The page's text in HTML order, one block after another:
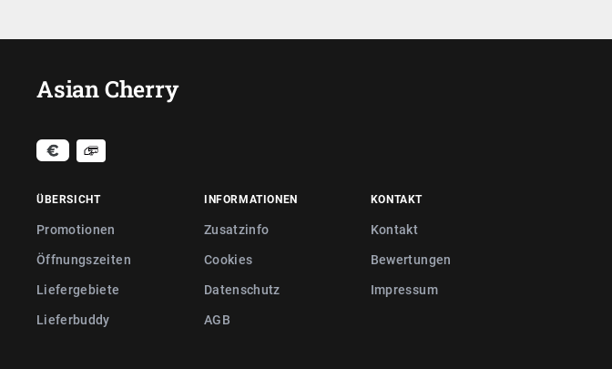
Asian Cherry
ÜBERSICHT
Promotionen
Öffnungszeiten
Liefergebiete
Lieferbuddy
INFORMATIONEN
Zusatzinfo
Cookies
Datenschutz
AGB
KONTAKT
Kontakt
Bewertungen
Impressum